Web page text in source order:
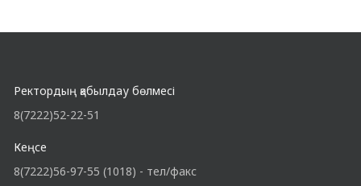
Ректордың қабылдау бөлмесі
8(7222)52-22-51
Кеңсе
8(7222)56-97-55 (1018) - тел/факс